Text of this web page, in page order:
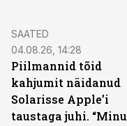
SAATED
04.08.26, 14:28
Piilmannid tõid
kahjumit näidanud
Solarisse Apple’i
taustaga juhi. “Minu